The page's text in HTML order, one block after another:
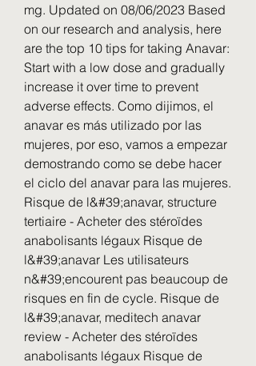
mg. Updated on 08/06/2023 Based
on our research and analysis, here
are the top 10 tips for taking Anavar:
Start with a low dose and gradually
increase it over time to prevent
adverse effects. Como dijimos, el
anavar es más utilizado por las
mujeres, por eso, vamos a empezar
demostrando como se debe hacer
el ciclo del anavar para las mujeres.
Risque de l&#39;anavar, structure
tertiaire - Acheter des stéroïdes
anabolisants légaux Risque de
l&#39;anavar Les utilisateurs
n&#39;encourent pas beaucoup de
risques en fin de cycle. Risque de
l&#39;anavar, meditech anavar
review - Acheter des stéroïdes
anabolisants légaux Risque de